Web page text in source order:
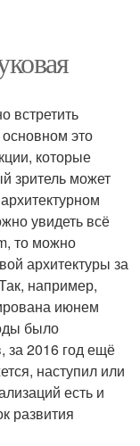
встретить
это
которые
зритель может
увидеть всё
то можно
архитектуры за
например,
июнем
было
за 2016 год ещё
наступил или
есть и
развития